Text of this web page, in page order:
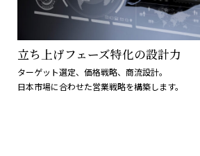
立ち上げフェーズ特化の設計力
ターゲット選定、価格戦略、商流設計。
日本市場に合わせた営業戦略を構築します。